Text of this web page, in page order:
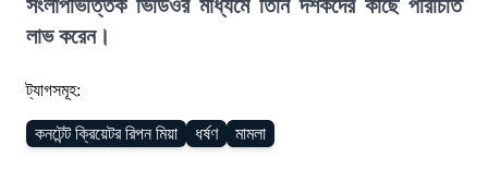
সংলাপভিত্তিক ভিডিওর মাধ্যমে তিনি দর্শকদের কাছে পরিচিতি
লাভ করেন।
ট্যাগসমূহ:
কনটেন্ট ক্রিয়েটর রিপন মিয়া ধর্ষণ মামলা